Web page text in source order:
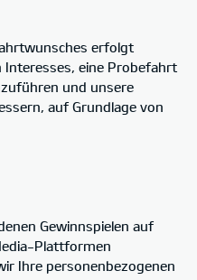
erfolgt
eine Probefahrt
und unsere
auf Grundlage von
Gewinnspielen auf
Plattformen
Ihre personenbezogenen